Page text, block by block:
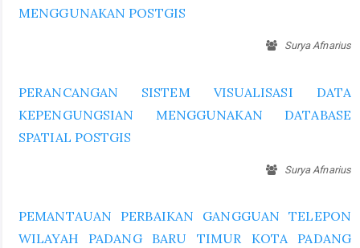
MENGGUNAKAN POSTGIS
Surya Afnarius
PERANCANGAN SISTEM VISUALISASI DATA
KEPENGUNGSIAN MENGGUNAKAN DATABASE
SPATIAL POSTGIS
Surya Afnarius
PEMANTAUAN PERBAIKAN GANGGUAN TELEPON
WILAYAH PADANG BARU TIMUR KOTA PADANG